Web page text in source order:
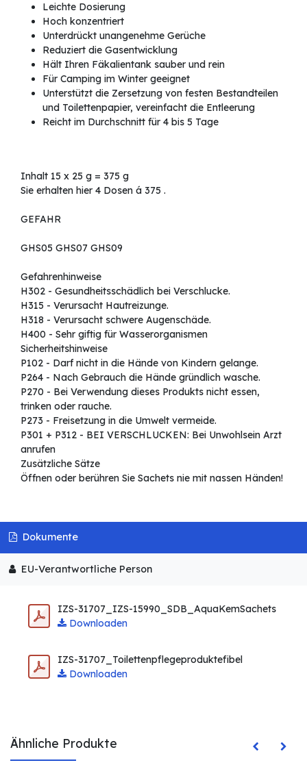
Leichte Dosierung
Hoch konzentriert
Unterdrückt unangenehme Gerüche
Reduziert die Gasentwicklung
Hält Ihren Fäkalientank sauber und rein
Für Camping im Winter geeignet
Unterstützt die Zersetzung von festen Bestandteilen
und Toilettenpapier, vereinfacht die Entleerung
Reicht im Durchschnitt für 4 bis 5 Tage
Inhalt 15 x 25 g = 375 g
Sie erhalten hier 4 Dosen á 375 .
GEFAHR
GHS05 GHS07 GHS09
Gefahrenhinweise
H302 - Gesundheitsschädlich bei Verschlucke.
H315 - Verursacht Hautreizunge.
H318 - Verursacht schwere Augenschäde.
H400 - Sehr giftig für Wasserorganismen
Sicherheitshinweise
P102 - Darf nicht in die Hände von Kindern gelange.
P264 - Nach Gebrauch die Hände gründlich wasche.
P270 - Bei Verwendung dieses Produkts nicht essen,
trinken oder rauche.
P273 - Freisetzung in die Umwelt vermeide.
P301 + P312 - BEI VERSCHLUCKEN: Bei Unwohlsein Arzt
anrufen
Zusätzliche Sätze
Öffnen oder berühren Sie Sachets nie mit nassen Händen!
Dokumente
EU-Verantwortliche Person
IZS-31707_IZS-15990_SDB_AquaKemSachets
Downloaden
IZS-31707_Toilettenpflegeproduktefibel
Downloaden
Ähnliche Produkte